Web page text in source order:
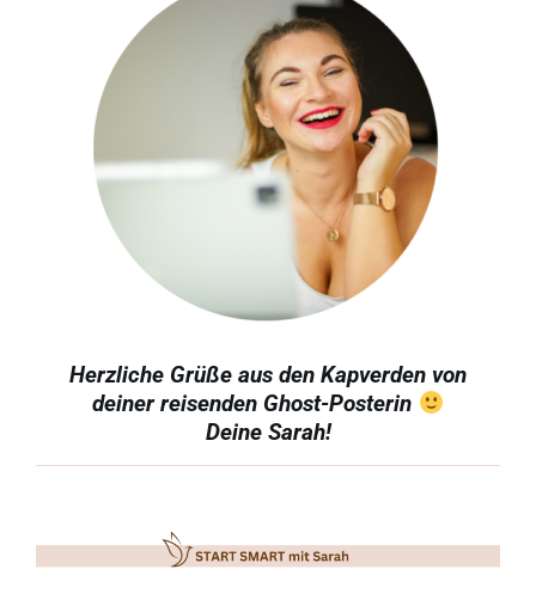
Herzliche Grüße aus den Kapverden von
deiner reisenden Ghost-Posterin
Deine Sarah!